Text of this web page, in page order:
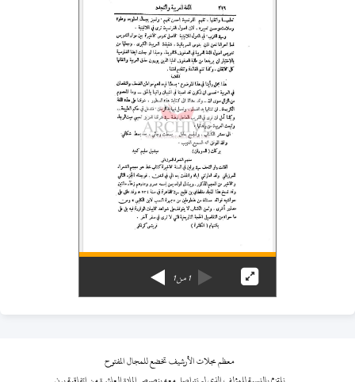
1من1
معظم مجلات الأرشيف تخضع للمجال المفتوح